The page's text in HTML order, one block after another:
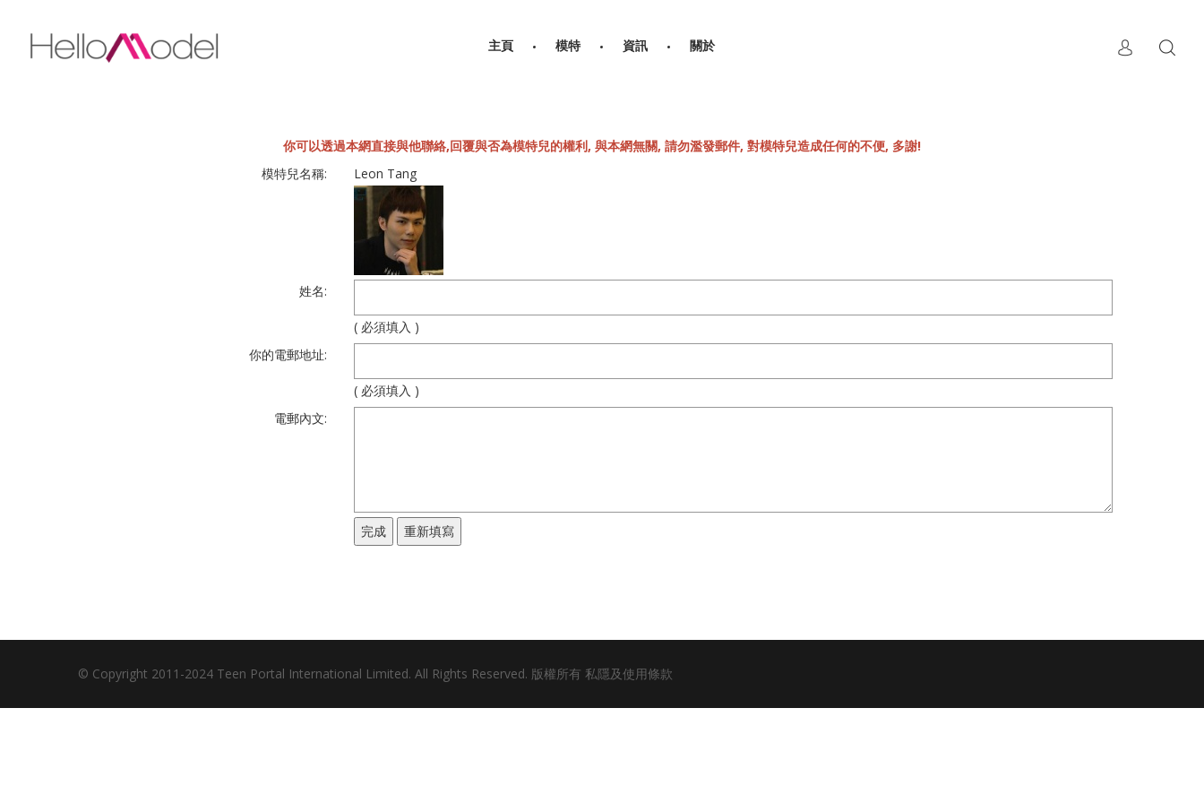
主頁 模特 資訊 關於
你可以透過本網直接與他聯絡,回覆與否為模特兒的權利, 與本網無關, 請勿濫發郵件, 對模特兒造成任何的不便, 多謝!
模特兒名稱:
Leon Tang
姓名:
( 必須填入 )
你的電郵地址:
( 必須填入 )
電郵內文:
© Copyright 2011-2024 Teen Portal International Limited. All Rights Reserved. 版權所有 私隱及使用條款